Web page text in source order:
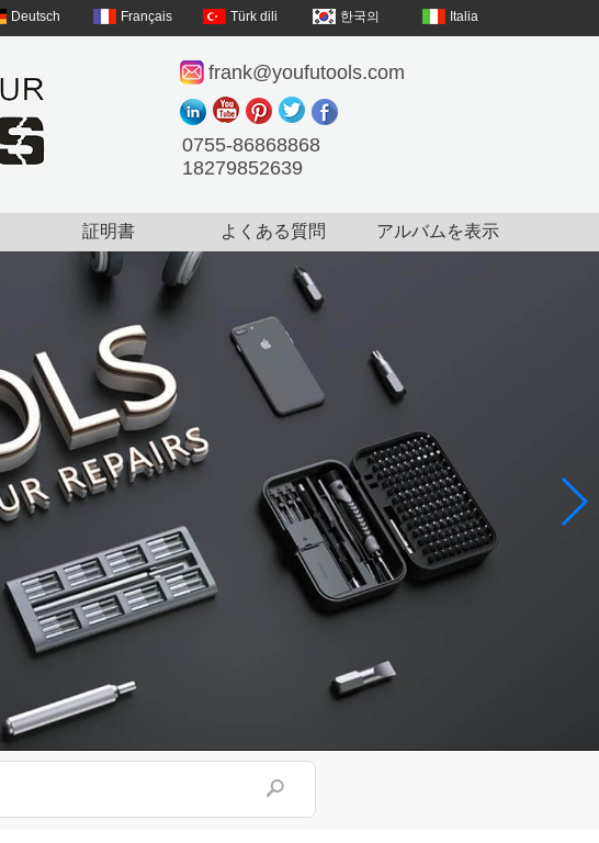
Deutsch Français Türk dili 한국의 Italia
frank@youfutools.com
0755-86868868
18279852639
証明書 よくある質問 アルバムを表示